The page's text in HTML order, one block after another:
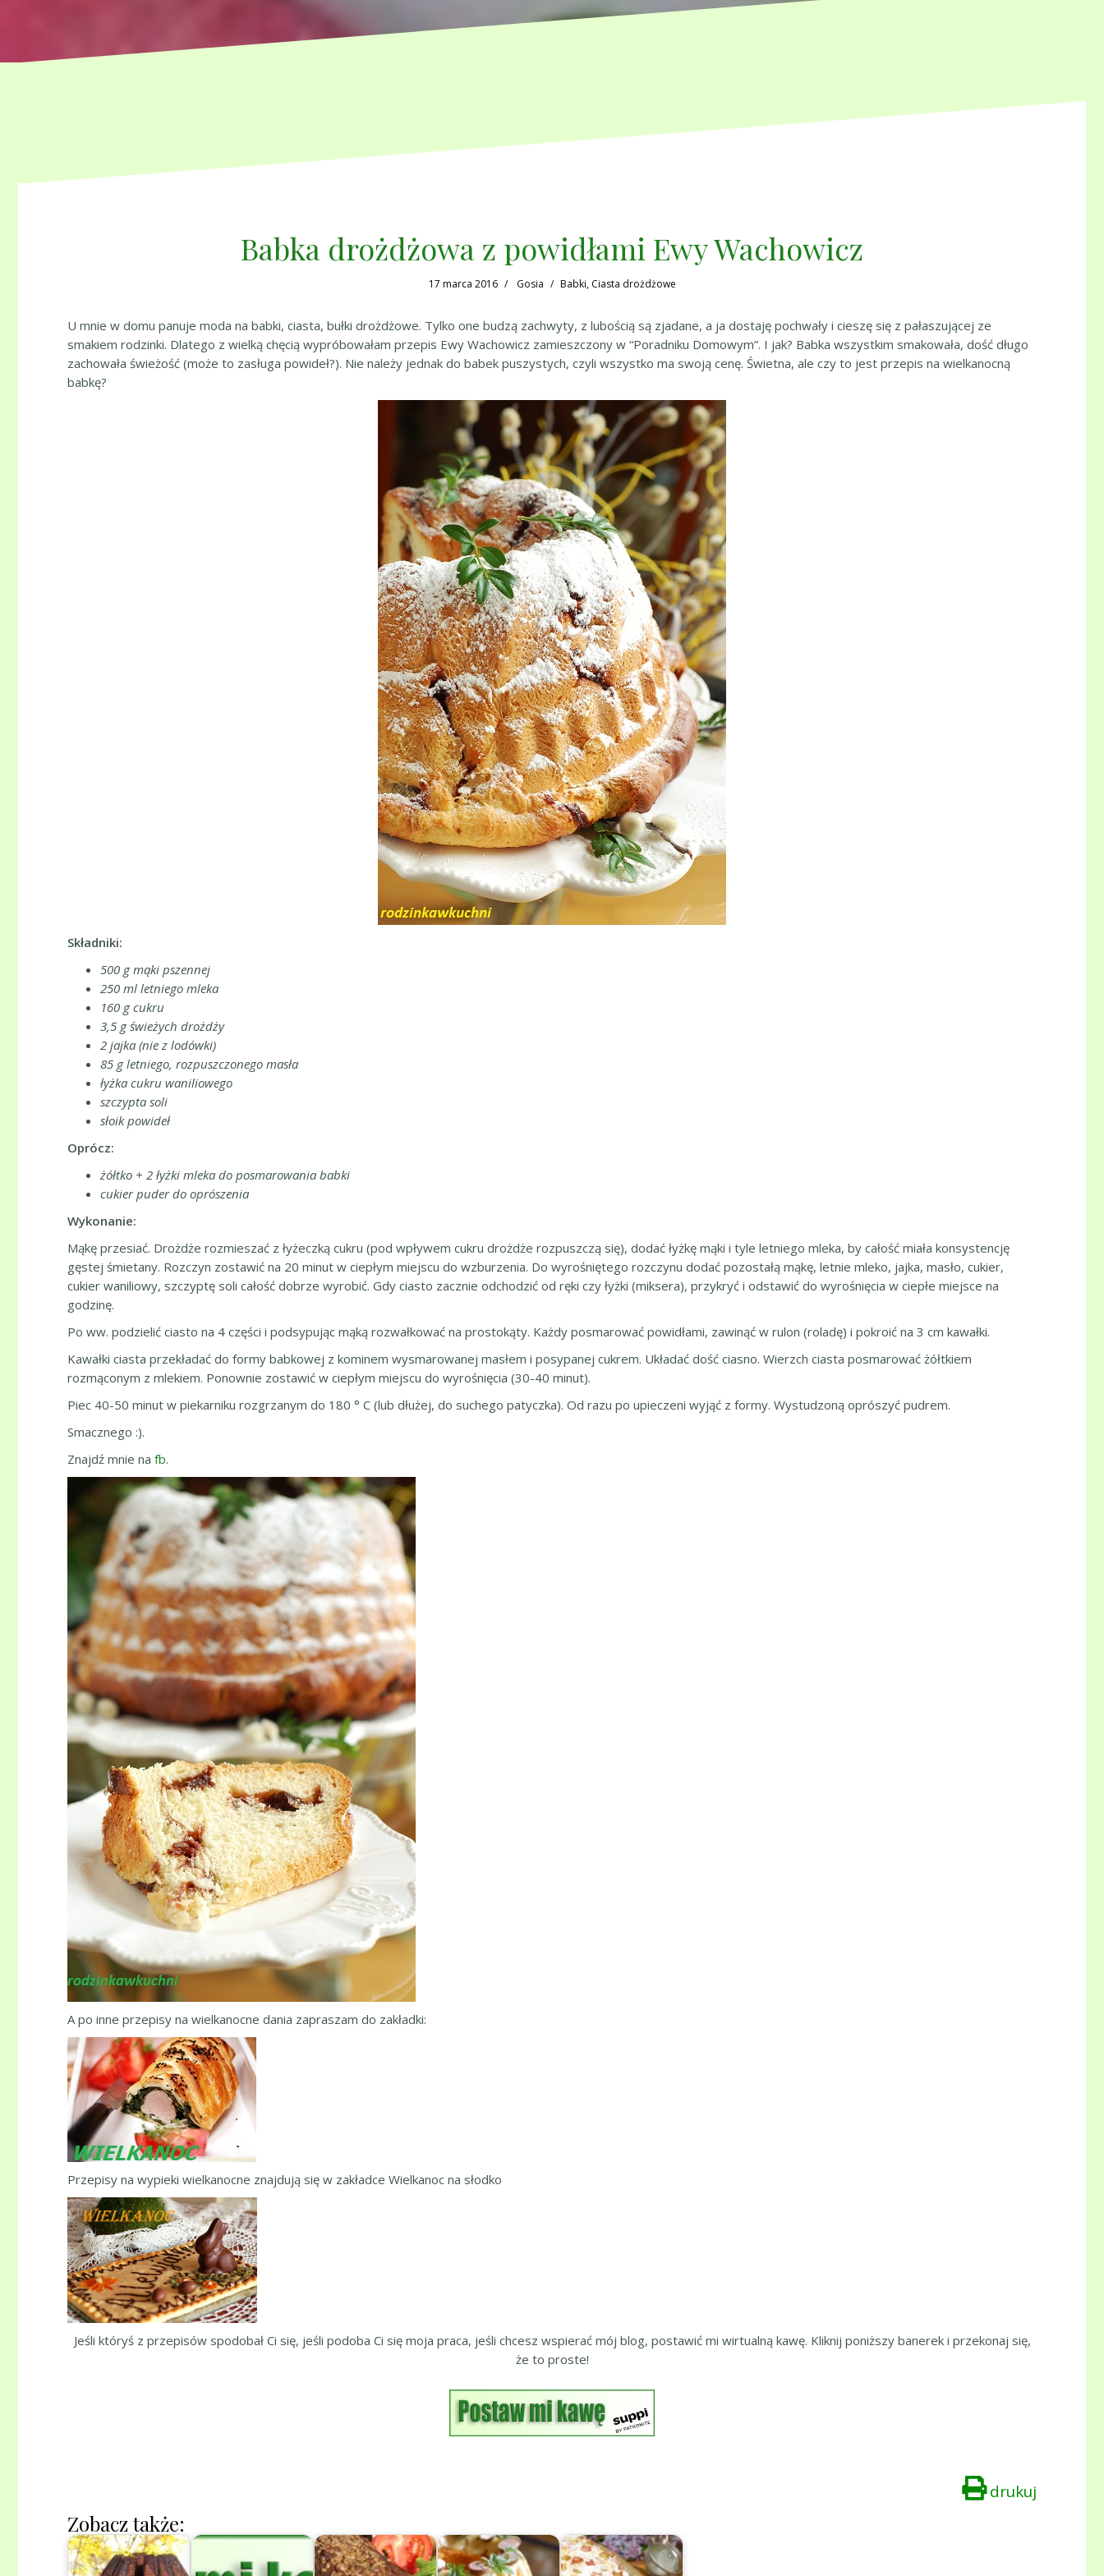
Babka drożdżowa z powidłami Ewy Wachowicz
17 marca 2016 Gosia Babki, Ciasta drożdżowe
U mnie w domu panuje moda na babki, ciasta, bułki drożdżowe. Tylko one budzą zachwyty, z lubością są zjadane, a ja dostaję pochwały i cieszę się z pałaszującej ze
smakiem rodzinki. Dlatego z wielką chęcią wypróbowałam przepis Ewy Wachowicz zamieszczony w “Poradniku Domowym”. I jak? Babka wszystkim smakowała, dość długo
zachowała świeżość (może to zasługa powideł?). Nie należy jednak do babek puszystych, czyli wszystko ma swoją cenę. Świetna, ale czy to jest przepis na wielkanocną
babkę?
Składniki:
500 g mąki pszennej
250 ml letniego mleka
160 g cukru
3,5 g świeżych drożdży
2 jajka (nie z lodówki)
85 g letniego, rozpuszczonego masła
łyżka cukru waniliowego
szczypta soli
słoik powideł
Oprócz:
żółtko + 2 łyżki mleka do posmarowania babki
cukier puder do oprószenia
Wykonanie:
Mąkę przesiać. Drożdże rozmieszać z łyżeczką cukru (pod wpływem cukru drożdże rozpuszczą się), dodać łyżkę mąki i tyle letniego mleka, by całość miała konsystencję
gęstej śmietany. Rozczyn zostawić na 20 minut w ciepłym miejscu do wzburzenia. Do wyrośniętego rozczynu dodać pozostałą mąkę, letnie mleko, jajka, masło, cukier,
cukier waniliowy, szczyptę soli całość dobrze wyrobić. Gdy ciasto zacznie odchodzić od ręki czy łyżki (miksera), przykryć i odstawić do wyrośnięcia w ciepłe miejsce na
godzinę.
Po ww. podzielić ciasto na 4 części i podsypując mąką rozwałkować na prostokąty. Każdy posmarować powidłami, zawinąć w rulon (roladę) i pokroić na 3 cm kawałki.
Kawałki ciasta przekładać do formy babkowej z kominem wysmarowanej masłem i posypanej cukrem. Układać dość ciasno. Wierzch ciasta posmarować żółtkiem
rozmąconym z mlekiem. Ponownie zostawić w ciepłym miejscu do wyrośnięcia (30-40 minut).
Piec 40-50 minut w piekarniku rozgrzanym do 180 ° C (lub dłużej, do suchego patyczka). Od razu po upieczeni wyjąć z formy. Wystudzoną oprószyć pudrem.
Smacznego :).
Znajdź mnie na fb.
A po inne przepisy na wielkanocne dania zapraszam do zakładki:
Przepisy na wypieki wielkanocne znajdują się w zakładce Wielkanoc na słodko
Jeśli któryś z przepisów spodobał Ci się, jeśli podoba Ci się moja praca, jeśli chcesz wspierać mój blog, postawić mi wirtualną kawę. Kliknij poniższy banerek i przekonaj się,
że to proste!
drukuj
Zobacz także: